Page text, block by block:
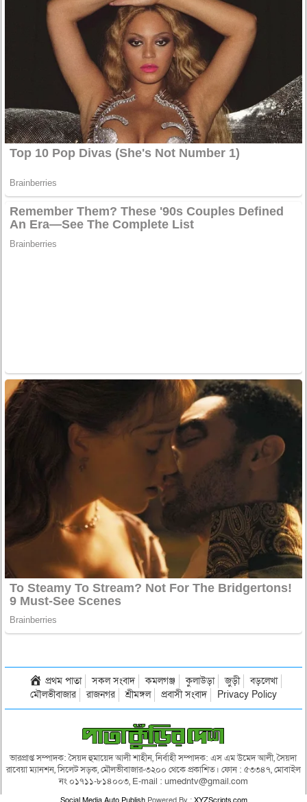
প্রথম পাতা সকল সংবাদ কমলগঞ্জ কুলাউড়া জুড়ী
বড়লেখা
মৌলভীবাজার
রাজনগর শ্রীমঙ্গল প্রবাসী সংবাদ Privacy Policy
ভারপ্রাপ্ত সম্পাদক: সৈয়দ হুমায়েদ আলী শাহীন, নির্বাহী সম্পাদক: এস এম উমেদ আলী, সৈয়দা
রাবেয়া ম্যানশন, সিলেট সড়ক, মৌলভীবাজার-৩২০০ থেকে প্রকাশিত। ফোন : ৫৩৩৪৭, মোবাইল
নং ০১৭১১-৮১৪০০৩, E-mail : umedntv@gmail.com